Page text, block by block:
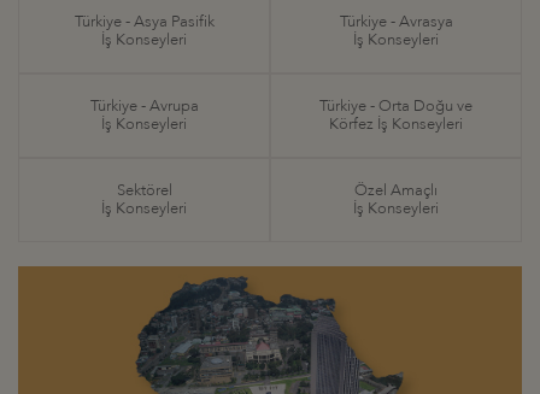
Türkiye - Asya Pasifik
İş Konseyleri
Türkiye - Avrasya
İş Konseyleri
Türkiye - Avrupa
İş Konseyleri
Türkiye - Orta Doğu ve
Körfez İş Konseyleri
Sektörel
İş Konseyleri
Özel Amaçlı
İş Konseyleri